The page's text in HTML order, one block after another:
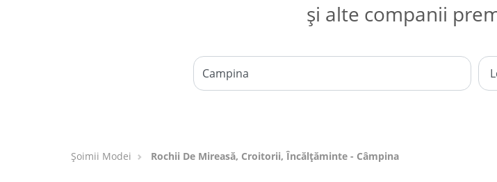
și alte companii
Șoimii Modei Rochii De Mireasă, Croitorii, Încălțăminte - Câmpina